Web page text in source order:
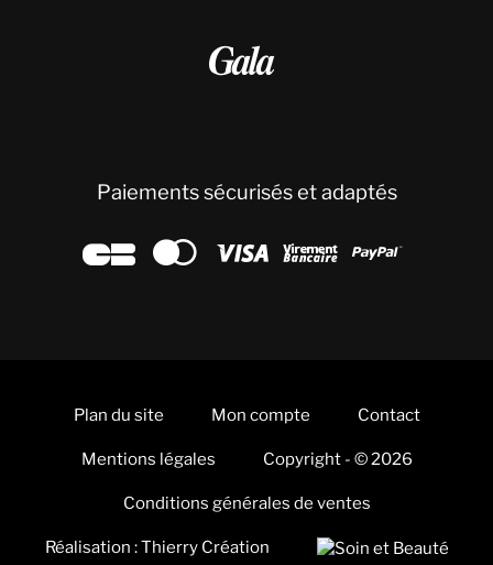

Paiements sécurisés et adaptés
    
Plan du site Mon compte Contact
Mentions légales Copyright - © 2026
Conditions générales de ventes
Réalisation : Thierry Création